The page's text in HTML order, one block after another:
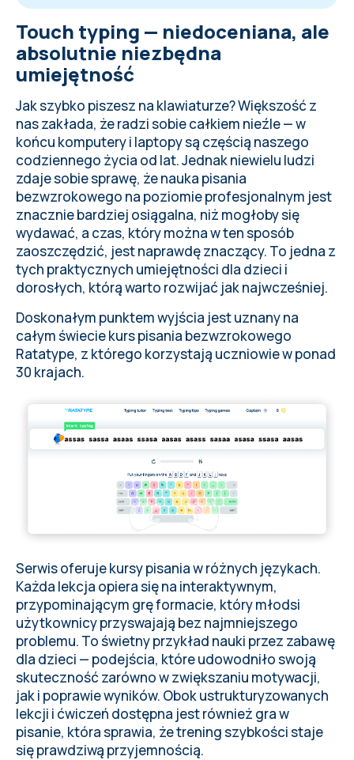
Touch typing — niedoceniana, ale
absolutnie niezbędna umiejętność
W podobnym duchu: 750words —
platforma internetowa do codziennego
pisania
Aplikacja Brilliant — nowy standard w
edukacyjnej rozrywce
Touch typing — niedoceniana, ale
absolutnie niezbędna
umiejętność
Jak szybko piszesz na klawiaturze? Większość z
nas zakłada, że radzi sobie całkiem nieźle — w
końcu komputery i laptopy są częścią naszego
codziennego życia od lat. Jednak niewielu ludzi
zdaje sobie sprawę, że nauka pisania
bezwzrokowego na poziomie profesjonalnym jest
znacznie bardziej osiągalna, niż mogłoby się
wydawać, a czas, który można w ten sposób
zaoszczędzić, jest naprawdę znaczący. To jedna z
tych praktycznych umiejętności dla dzieci i
dorosłych, którą warto rozwijać jak najwcześniej.
Doskonałym punktem wyjścia jest uznany na
całym świeciekurs pisania bezwzrokowego
Ratatype, z którego korzystają uczniowie w ponad
30 krajach.
Serwis oferujekursy pisania w różnych językach.
Każda lekcja opiera się na interaktywnym,
przypominającym grę formacie, który młodsi
użytkownicy przyswajają bez najmniejszego
problemu. To świetny przykład nauki przez zabawę
dla dzieci — podejścia, które udowodniło swoją
skuteczność zarówno w zwiększaniu motywacji,
jak i poprawie wyników. Obok ustrukturyzowanych
lekcji i ćwiczeń dostępna jest również gra w
pisanie, która sprawia, że trening szybkości staje
się prawdziwą przyjemnością.